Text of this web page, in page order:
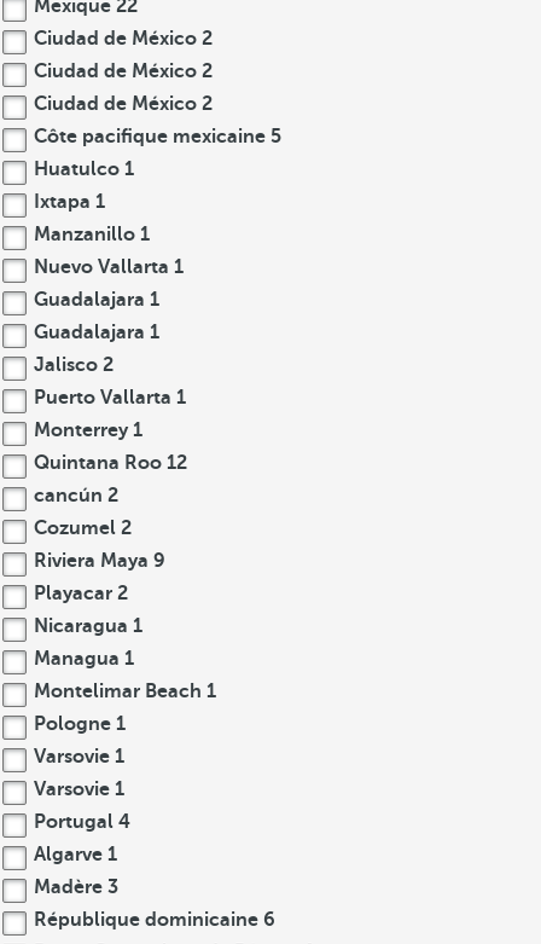
Mexique 22
Ciudad de México 2
Ciudad de México 2
Ciudad de México 2
Côte pacifique mexicaine 5
Huatulco 1
Ixtapa 1
Manzanillo 1
Nuevo Vallarta 1
Guadalajara 1
Guadalajara 1
Jalisco 2
Puerto Vallarta 1
Monterrey 1
Quintana Roo 12
cancún 2
Cozumel 2
Riviera Maya 9
Playacar 2
Nicaragua 1
Managua 1
Montelimar Beach 1
Pologne 1
Varsovie 1
Varsovie 1
Portugal 4
Algarve 1
Madère 3
République dominicaine 6